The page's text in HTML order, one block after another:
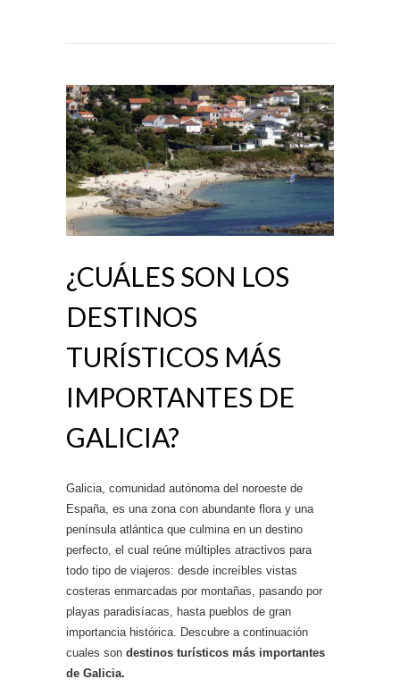
¿CUÁLES SON LOS
DESTINOS
TURÍSTICOS MÁS
IMPORTANTES DE
GALICIA?
Galicia, comunidad autónoma del noroeste de
España, es una zona con abundante flora y una
península atlántica que culmina en un destino
perfecto, el cual reúne múltiples atractivos para
todo tipo de viajeros: desde increíbles vistas
costeras enmarcadas por montañas, pasando por
playas paradisíacas, hasta pueblos de gran
importancia histórica. Descubre a continuación
cuales son destinos turísticos más importantes
de Galicia.